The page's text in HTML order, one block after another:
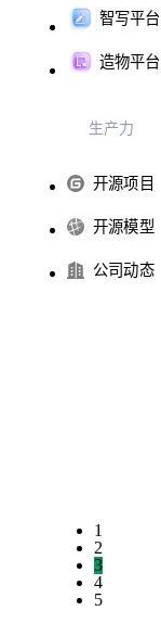
智写平台
造物平台
生产力
开源项目
开源模型
公司动态
1
2
3
4
5